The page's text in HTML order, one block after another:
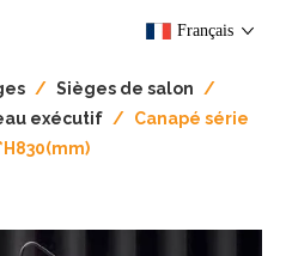
Français
/ Sièges de salon
/
exécutif / Canapé série